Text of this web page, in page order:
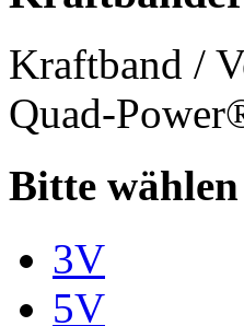
Kraftband /
Quad-
Bitte wählen
3V
5V